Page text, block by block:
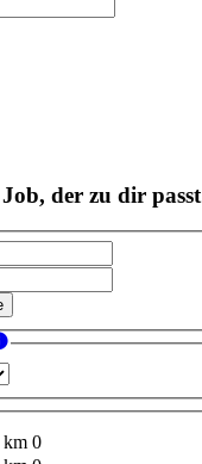
der zu dir passt
km 0